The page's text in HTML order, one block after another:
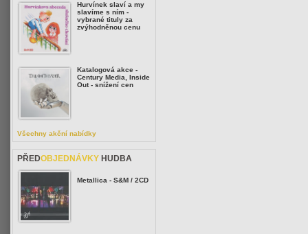
Hurvínek slaví a my
slavíme s ním -
vybrané tituly za
zvýhodněnou cenu
Katalogová akce -
Century Media, Inside
Out - snížení cen
Všechny akční nabídky
PŘEDOBJEDNÁVKY HUDBA
Metallica - S&M / 2CD